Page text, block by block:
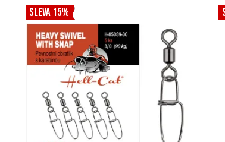
SLEVA 15%